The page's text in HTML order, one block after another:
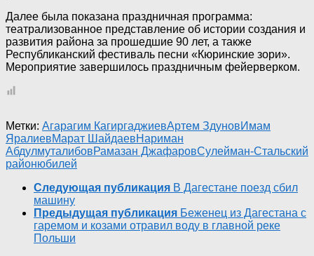
Далее была показана праздничная программа:
театрализованное представление об истории создания и
развития района за прошедшие 90 лет, а также
Республиканский фестиваль песни «Кюринские зори».
Мероприятие завершилось праздничным фейерверком.
Метки: Агарагим КагиргаджиевАртем ЗдуновИмам
ЯралиевМарат ШайдаевНариман
АбдулмуталибовРамазан ДжафаровСулейман-Стальский
районюбилей
Следующая публикация В Дагестане поезд сбил
машину
Предыдущая публикация Беженец из Дагестана с
гаремом и козами отравил воду в главной реке
Польши